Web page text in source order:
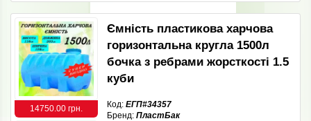
14750.00 грн.
Ємність пластикова харчова
горизонтальна кругла 1500л
бочка з ребрами жорсткості 1.5
куби
Код: ЕГП#34357
Бренд: ПластБак